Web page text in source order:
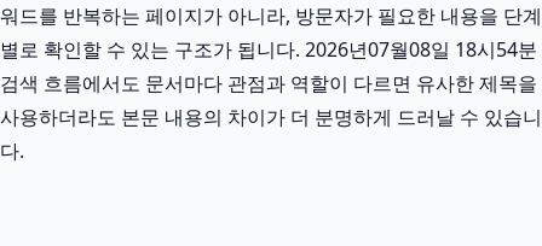
워드를 반복하는 페이지가 아니라, 방문자가 필요한 내용을 단계
별로 확인할 수 있는 구조가 됩니다. 2026년07월08일 18시54분
검색 흐름에서도 문서마다 관점과 역할이 다르면 유사한 제목을
사용하더라도 본문 내용의 차이가 더 분명하게 드러날 수 있습니
다.